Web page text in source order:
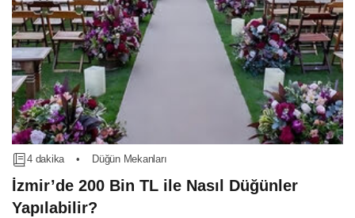
4 dakika • Düğün Mekanları
İzmir’de 200 Bin TL ile Nasıl Düğünler
Yapılabilir?